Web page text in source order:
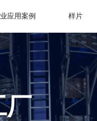
应用案例 样片
厂